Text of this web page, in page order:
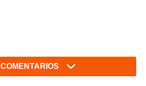
COMENTARIOS